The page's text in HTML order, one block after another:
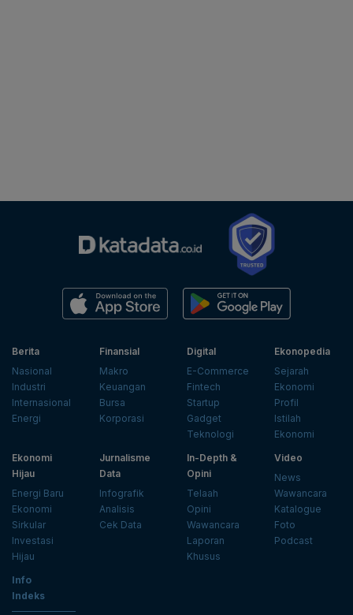
Berita
Nasional
Industri
Internasional
Energi
Finansial
Makro
Keuangan
Bursa
Korporasi
Digital
E-Commerce
Fintech
Startup
Gadget
Teknologi
Ekonopedia
Sejarah
Ekonomi
Profil
Istilah
Ekonomi
Ekonomi
Hijau
Energi Baru
Ekonomi
Sirkular
Investasi
Hijau
Jurnalisme
Data
Infografik
Analisis
Cek Data
In-Depth &
Opini
Telaah
Opini
Wawancara
Laporan
Khusus
Video
News
Wawancara
Katalogue
Foto
Podcast
Info
Indeks